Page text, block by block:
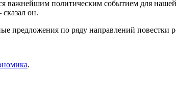
важнейшим политическим событием для
он.
предложения по ряду направлений повестки
.